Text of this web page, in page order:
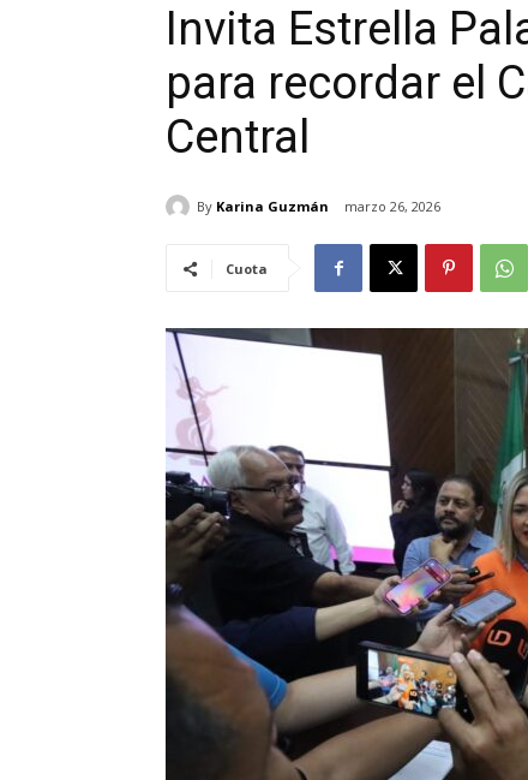
Invita Estrella
para recordar el
Central
By Karina Guzmán marzo 26, 2026
Cuota